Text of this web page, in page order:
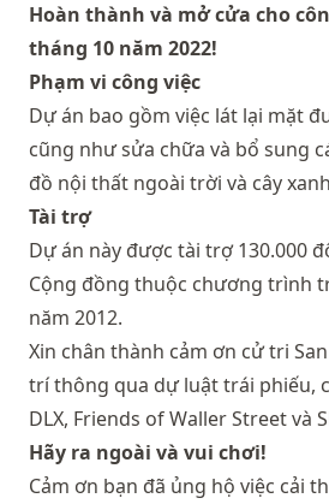
Hoàn thành và mở cửa cho
tháng 10 năm 2022!
Phạm vi công việc
Dự án bao gồm việc lát lại mặt
cũng như sửa chữa và bổ sung
đồ nội thất ngoài trời và cây
Tài trợ
Dự án này được tài trợ 130.000
Cộng đồng thuộc chương trình
năm 2012.
Xin chân thành cảm ơn cử tri
trí thông qua dự luật trái phiếu,
DLX, Friends of Waller Street và
Hãy ra ngoài và vui chơi!
Cảm ơn bạn đã ủng hộ việc cải